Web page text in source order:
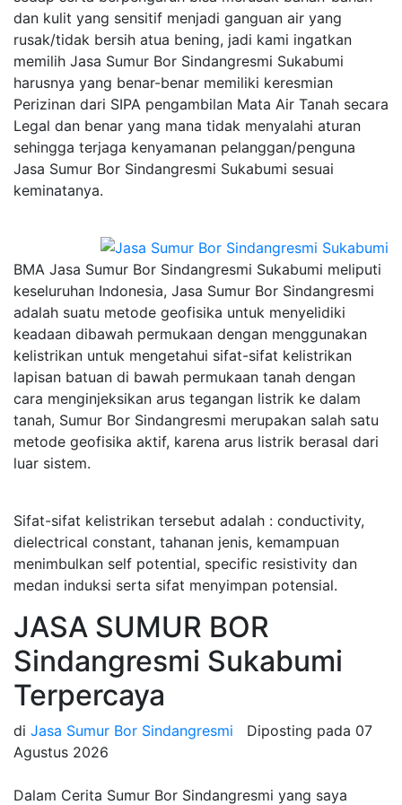
dan kulit yang sensitif menjadi ganguan air yang
rusak/tidak bersih atua bening, jadi kami ingatkan
memilih Jasa Sumur Bor Sindangresmi Sukabumi
harusnya yang benar-benar memiliki keresmian
Perizinan dari SIPA pengambilan Mata Air Tanah secara
Legal dan benar yang mana tidak menyalahi aturan
sehingga terjaga kenyamanan pelanggan/penguna
Jasa Sumur Bor Sindangresmi Sukabumi sesuai
keminatanya.
BMA Jasa Sumur Bor Sindangresmi Sukabumi meliputi
keseluruhan Indonesia, Jasa Sumur Bor Sindangresmi
adalah suatu metode geofisika untuk menyelidiki
keadaan dibawah permukaan dengan menggunakan
kelistrikan untuk mengetahui sifat-sifat kelistrikan
lapisan batuan di bawah permukaan tanah dengan
cara menginjeksikan arus tegangan listrik ke dalam
tanah, Sumur Bor Sindangresmi merupakan salah satu
metode geofisika aktif, karena arus listrik berasal dari
luar sistem.
Sifat-sifat kelistrikan tersebut adalah : conductivity,
dielectrical constant, tahanan jenis, kemampuan
menimbulkan self potential, specific resistivity dan
medan induksi serta sifat menyimpan potensial.
JASA SUMUR BOR
Sindangresmi Sukabumi
Terpercaya
di Jasa Sumur Bor Sindangresmi Diposting pada 07
Agustus 2026
Dalam Cerita Sumur Bor Sindangresmi yang saya